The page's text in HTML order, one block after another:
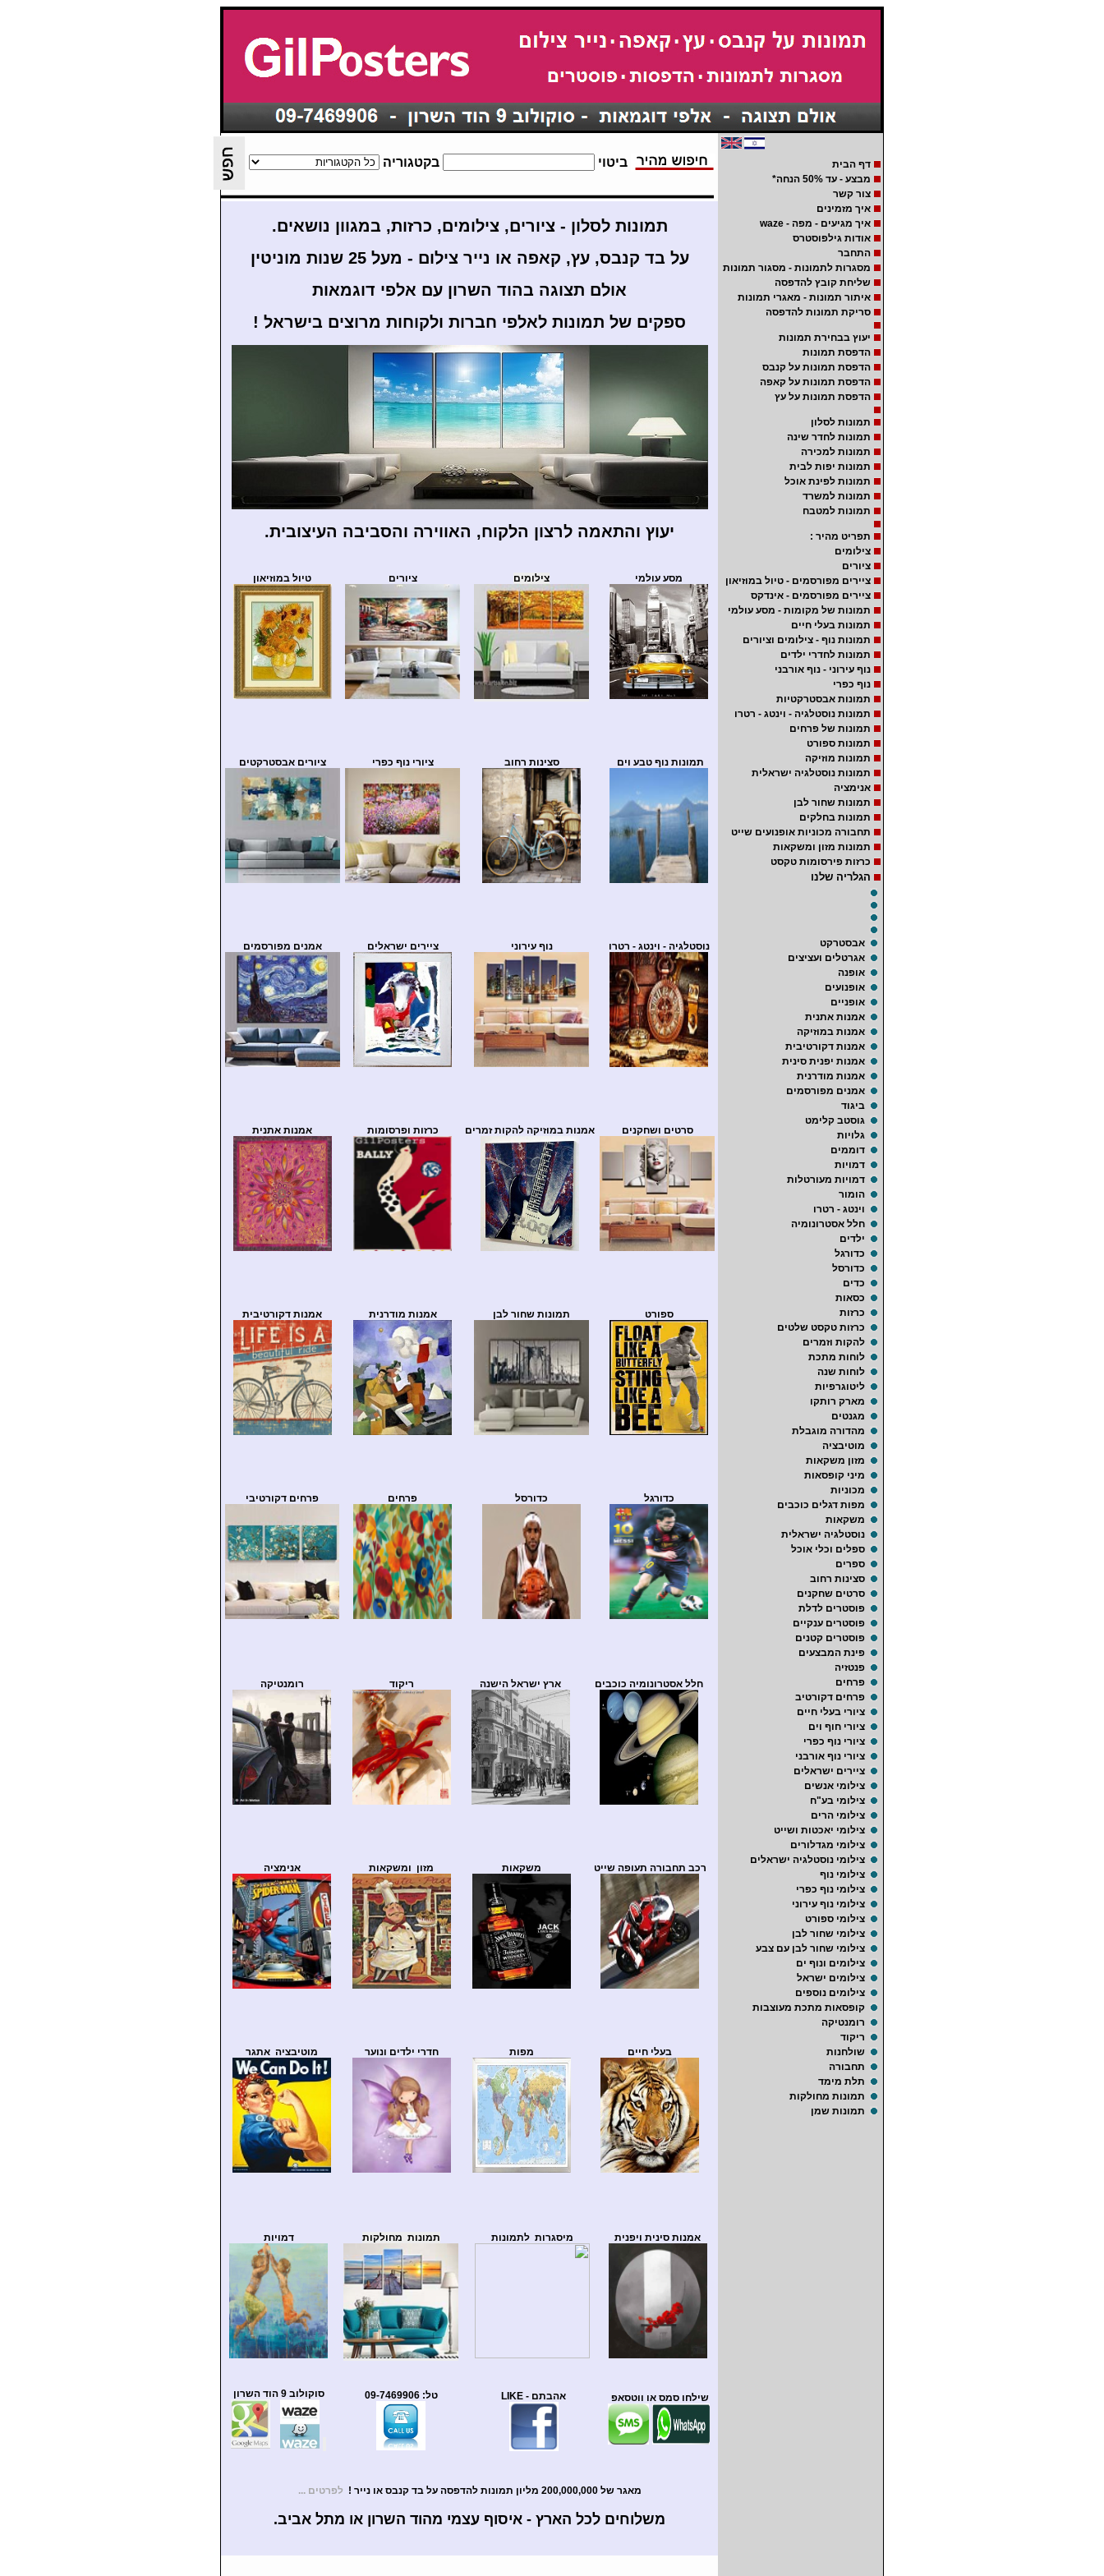
דף הבית
מבצע - עד 50% הנחה*
צור קשר
איך מזמינים
איך מגיעים - מפה - waze
אודות גילפוסטרס
התחבר
מסגרות לתמונות - מסגור תמונות
שליחת קובץ להדפסה
איתור תמונות - מאגרי תמונות
סריקת תמונות להדפסה
יעוץ בבחירת תמונות
הדפסת תמונות
הדפסת תמונות על קנבס
הדפסת תמונות על קאפה
הדפסת תמונות על עץ
תמונות לסלון
תמונות לחדר שינה
תמונות למכירה
תמונות יפות לבית
תמונות לפינת אוכל
תמונות למשרד
תמונות למטבח
תפריט מהיר :
צילומים
ציורים
ציירים מפורסמים - טיול במוזיאון
ציירים מפורסמים - אינדקס
תמונות של מקומות - מסע עולמי
תמונות בעלי חיים
תמונות נוף - צילומים וציורים
תמונות לחדרי ילדים
נוף עירוני - נוף אורבני
נוף כפרי
תמונות אבסטרקטיות
תמונות נוסטלגיה - וינטג - רטרו
תמונות של פרחים
תמונות ספורט
תמונות מוזיקה
תמונות נוסטלגיה ישראלית
אנימציה
תמונות שחור לבן
תמונות בחלקים
תחבורה מכוניות אופנועים שייט
תמונות מזון ומשקאות
כרזות פירסומות טקסט
הגלריה שלנו
אבסטרקט
אגרטלים ועציצים
אופנה
אופנועים
אופניים
אמנות אתנית
אמנות במוזיקה
אמנות דקורטיבית
אמנות יפנית סינית
אמנות מודרנית
אמנים מפורסמים
ביגוד
גוסטב קלימט
גלויות
דוממים
דמויות
דמויות מעורטלות
הומור
וינטג - רטרו
חלל אסטרונומיה
ילדים
כדורגל
כדורסל
כדים
כסאות
כרזות
כרזות טקסט שלטים
להקות וזמרים
לוחות מתכת
לוחות שנה
ליטוגרפיות
מארק רותקו
מגנטים
מהדורה מוגבלת
מוטיבציה
מזון משקאות
מיני קופסאות
מכוניות
מפות דגלים כוכבים
משקאות
נוסטלגיה ישראלית
ספלים וכלי אוכל
ספרים
סצינות רחוב
סרטים שחקנים
פוסטרים לדלת
פוסטרים ענקיים
פוסטרים קטנים
פינת המבצעים
פנטזיה
פרחים
פרחים דקורטיב
ציורי בעלי חיים
ציורי חוף וים
ציורי נוף כפרי
ציורי נוף אורבני
ציירים ישראלים
צילומי אנשים
צילומי בע"ח
צילומי הרים
צילומי יאכטות ושייט
צילומי מגדלורים
צילומי נוסטלגיה ישראלים
צילומי נוף
צילומי נוף כפרי
צילומי נוף עירוני
צילומי ספורט
צילומי שחור לבן
צילומי שחור לבן עם צבע
צילומים ונוף ים
צילומים ישראל
צילומים נוספים
קופסאות מתכת מעוצבות
רומנטיקה
ריקוד
שולחנות
תחבורה
תלת מימד
תמונות מחולקות
תמונות שמן
ביטוי בקטגוריה
תמונות לסלון - ציורים, צילומים, כרזות, במגוון נושאים.
על בד קנבס, עץ, קאפה או נייר צילום - מעל 25 שנות מוניטין
אולם תצוגה בהוד השרון עם אלפי דוגמאות
ספקים של תמונות לאלפי חברות ולקוחות מרוצים בישראל !
יעוץ והתאמה לרצון הלקוח, האווירה והסביבה העיצובית.
מסע עולמי צילומים ציורים טיול במוזיאון
תמונות נוף טבע וים סצינות רחוב ציורי נוף כפרי ציורים אבסטרקטים
נוסטלגיה - וינטג - רטרו נוף עירוני ציירים ישראלים אמנים מפורסמים
סרטים ושחקנים אמנות במוזיקה להקות זמרים כרזות ופרסומות אמנות אתנית
ספורט תמונות שחור לבן אמנות מודרנית אמנות דקורטיבית
כדורגל כדורסל פרחים פרחים דקורטיבי
חלל אסטרונומיה כוכבים ארץ ישראל הישנה ריקוד רומנטיקה
רכב תחבורה תעופה שייט משקאות מזון ומשקאות אנימציה
בעלי חיים מפות חדרי ילדים ונוער מוטיבציה אתגר
אמנות סינית ויפנית מיסגרות לתמונות תמונות מחולקות דמויות
שילחו סמס או ווטסאפ אהבתם - LIKE טל: 09-7469906 סוקולוב 9 הוד השרון
מאגר של 200,000,000 מליון תמונות להדפסה על בד קנבס או נייר ! לפרטים ...
משלוחים לכל הארץ - איסוף עצמי מהוד השרון או מתל אביב.